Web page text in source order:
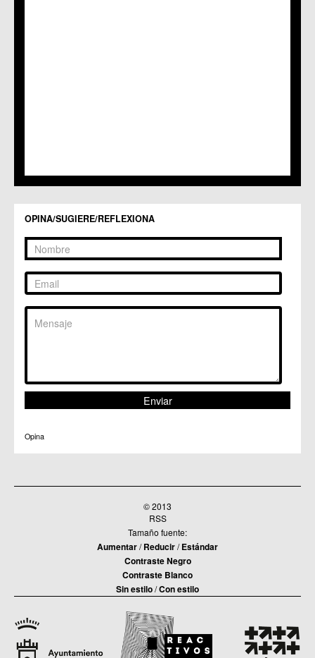
OPINA/SUGIERE/REFLEXIONA
Opina
© 2013
RSS
Tamaño fuente:
Aumentar/Reducir/Estándar
Contraste Negro
Contraste Blanco
Sin estilo/Con estilo